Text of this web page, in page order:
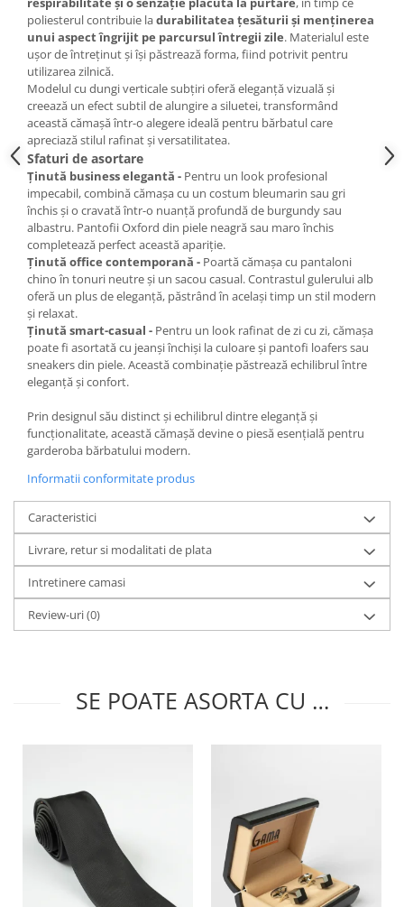
poliesterul contribuie ladurabilitatea țesăturii și menținerea
unui aspect îngrijit pe parcursul întregii zile. Materialul este
ușor de întreținut și își păstrează forma, fiind potrivit pentru
utilizarea zilnică.
Modelul cu dungi verticale subțiri oferă eleganță vizuală și
creează un efect subtil de alungire a siluetei, transformând
această cămașă într-o alegere ideală pentru bărbatul care
apreciază stilul rafinat și versatilitatea.
Sfaturi de asortare
Ținută business elegantă - Pentru un look profesional
impecabil, combină cămașa cu un costum bleumarin sau gri
închis și o cravată într-o nuanță profundă de burgundy sau
albastru. Pantofii Oxford din piele neagră sau maro închis
completează perfect această apariție.
Ținută office contemporană - Poartă cămașa cu pantaloni
chino în tonuri neutre și un sacou casual. Contrastul gulerului alb
oferă un plus de eleganță, păstrând în același timp un stil modern
și relaxat.
Ținută smart-casual - Pentru un look rafinat de zi cu zi, cămașa
poate fi asortată cu jeanși închiși la culoare și pantofi loafers sau
sneakers din piele. Această combinație păstrează echilibrul între
eleganță și confort.
Prin designul său distinct și echilibrul dintre eleganță și
funcționalitate, această cămașă devine o piesă esențială pentru
garderoba bărbatului modern.
Informatii conformitate produs
Caracteristici
Livrare, retur si modalitati de plata
Intretinere camasi
Review-uri(0)
SE POATE ASORTA CU …